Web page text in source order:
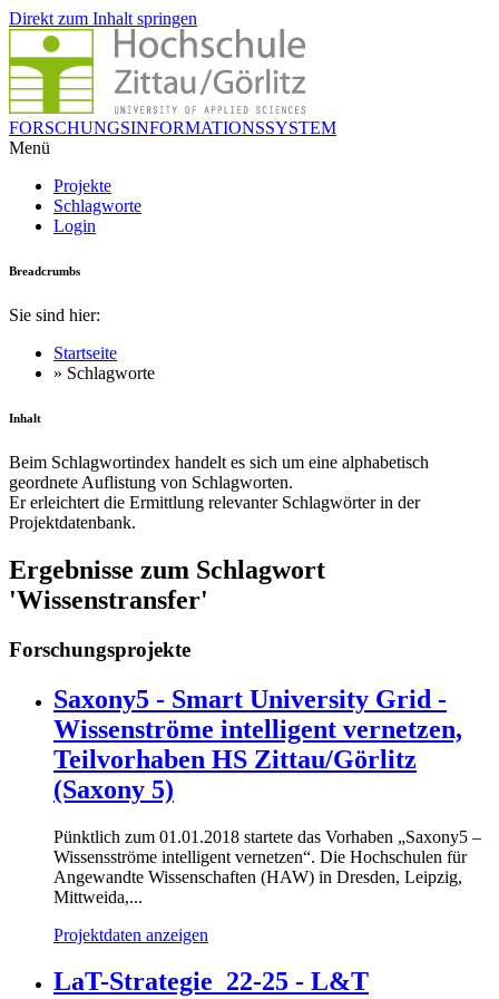
Direkt zum Inhalt springen
FORSCHUNGSINFORMATIONSSYSTEM
Menü
Projekte
Schlagworte
Login
Breadcrumbs
Sie sind hier:
Startseite
» Schlagworte
Inhalt
Beim Schlagwortindex handelt es sich um eine alphabetisch
geordnete Auflistung von Schlagworten.
Er erleichtert die Ermittlung relevanter Schlagwörter in der
Projektdatenbank.
Ergebnisse zum Schlagwort
'Wissenstransfer'
Forschungsprojekte
Saxony5 - Smart University Grid -
Wissenströme intelligent vernetzen,
Teilvorhaben HS Zittau/Görlitz
(Saxony 5)
Pünktlich zum 01.01.2018 startete das Vorhaben „Saxony5 –
Wissensströme intelligent vernetzen“. Die Hochschulen für
Angewandte Wissenschaften (HAW) in Dresden, Leipzig,
Mittweida,...
Projektdaten anzeigen
LaT-Strategie_22-25 - L&T